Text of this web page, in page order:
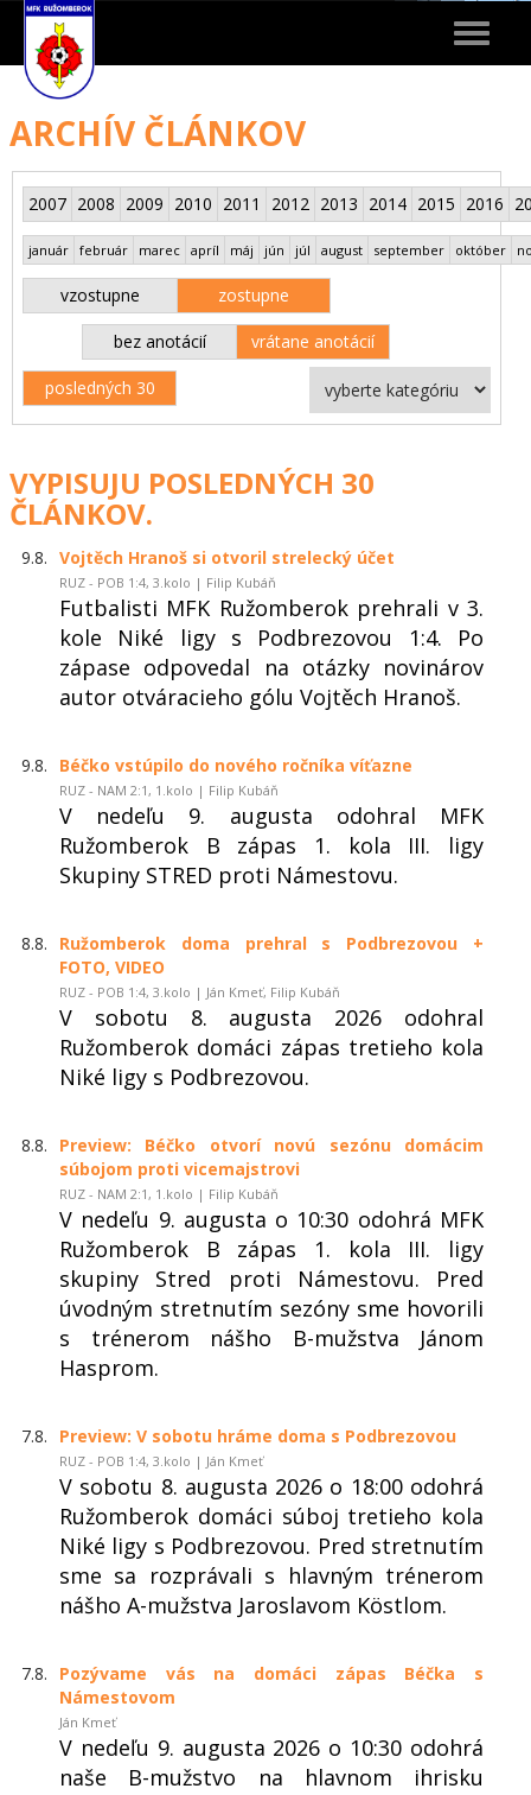
Toggle
ARCHÍV ČLÁNKOV
2007 2008 2009 2010 2011 2012 2013 2014 2015 2016
január február marec apríl máj jún júl august september október
vzostupne zostupne
bez anotácií vrátane anotácií
posledných 30
VYPISUJU POSLEDNÝCH 30
ČLÁNKOV.
9.8. Vojtěch Hranoš si otvoril strelecký účet
RUZ - POB 1:4, 3.kolo | Filip Kubáň
Futbalisti MFK Ružomberok prehrali v 3.
kole Niké ligy s Podbrezovou 1:4. Po
zápase odpovedal na otázky novinárov
autor otváracieho gólu Vojtěch Hranoš.
9.8. Béčko vstúpilo do nového ročníka víťazne
RUZ - NAM 2:1, 1.kolo | Filip Kubáň
V nedeľu 9. augusta odohral MFK
Ružomberok B zápas 1. kola III. ligy
Skupiny STRED proti Námestovu.
8.8.
Ružomberok doma prehral s Podbrezovou +
FOTO, VIDEO
RUZ - POB 1:4, 3.kolo | Ján Kmeť, Filip Kubáň
V sobotu 8. augusta 2026 odohral
Ružomberok domáci zápas tretieho kola
Niké ligy s Podbrezovou.
8.8.
Preview: Béčko otvorí novú sezónu domácim
súbojom proti vicemajstrovi
RUZ - NAM 2:1, 1.kolo | Filip Kubáň
V nedeľu 9. augusta o 10:30 odohrá MFK
Ružomberok B zápas 1. kola III. ligy
skupiny Stred proti Námestovu. Pred
úvodným stretnutím sezóny sme hovorili
s trénerom nášho B-mužstva Jánom
Hasprom.
7.8. Preview: V sobotu hráme doma s Podbrezovou
RUZ - POB 1:4, 3.kolo | Ján Kmeť
V sobotu 8. augusta 2026 o 18:00 odohrá
Ružomberok domáci súboj tretieho kola
Niké ligy s Podbrezovou. Pred stretnutím
sme sa rozprávali s hlavným trénerom
nášho A-mužstva Jaroslavom Köstlom.
7.8.
Pozývame vás na domáci zápas Béčka s
Námestovom
Ján Kmeť
V nedeľu 9. augusta 2026 o 10:30 odohrá
naše B-mužstvo na hlavnom ihrisku